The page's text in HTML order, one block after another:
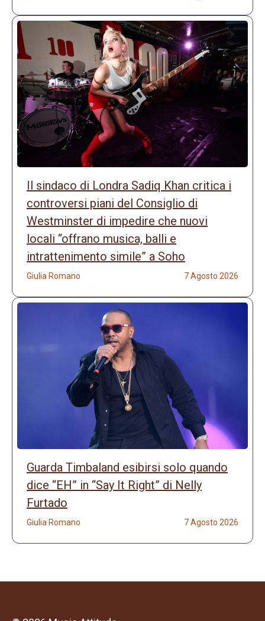
Il sindaco di Londra Sadiq Khan critica i
controversi piani del Consiglio di
Westminster di impedire che nuovi
locali “offrano musica, balli e
intrattenimento simile” a Soho
Giulia Romano 7 Agosto 2026
Guarda Timbaland esibirsi solo quando
dice “EH” in “Say It Right” di Nelly
Furtado
Giulia Romano 7 Agosto 2026